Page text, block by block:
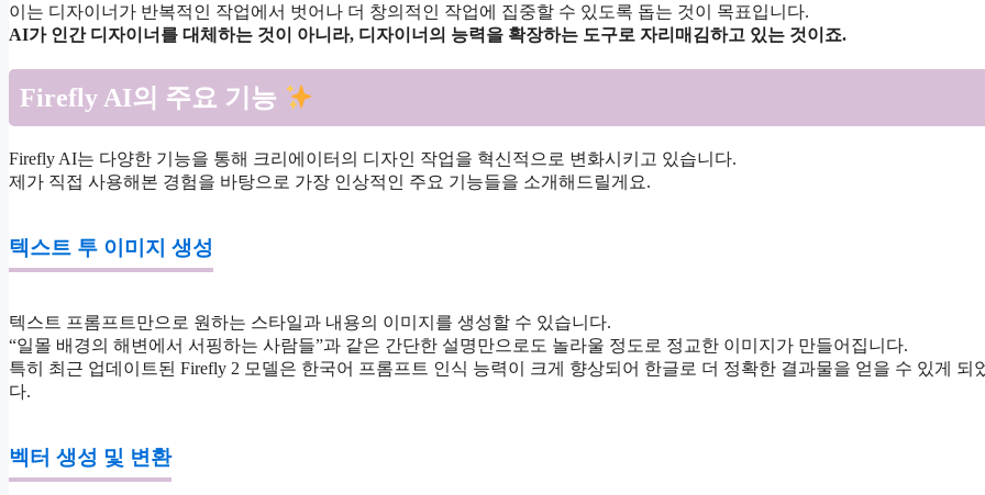
이는 디자이너가 반복적인 작업에서 벗어나 더 창의적인 작업에 집중할 수 있도록 돕는 것이 목표입니다.
AI가 인간 디자이너를 대체하는 것이 아니라, 디자이너의 능력을 확장하는 도구로 자리매김하고 있는 것이죠.
Firefly AI의 주요 기능
Firefly AI는 다양한 기능을 통해 크리에이터의 디자인 작업을 혁신적으로 변화시키고 있습니다.
제가 직접 사용해본 경험을 바탕으로 가장 인상적인 주요 기능들을 소개해드릴게요.
텍스트 투 이미지 생성
텍스트 프롬프트만으로 원하는 스타일과 내용의 이미지를 생성할 수 있습니다.
“일몰 배경의 해변에서 서핑하는 사람들”과 같은 간단한 설명만으로도 놀라울 정도로 정교한 이미지가 만들어집니다.
특히 최근 업데이트된 Firefly 2 모델은 한국어 프롬프트 인식 능력이 크게 향상되어 한글로 더 정확한 결과물을 얻을 수 있게 되
다.
벡터 생성 및 변환